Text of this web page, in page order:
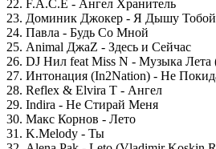
22. F.A.C.E - Ангел Хранитель
23. Доминик Джокер - Я Дышу Тобой
24. Павла - Будь Со Мной
25. Animal ДжаZ - Здесь и Сейчас
26. DJ Нил feat Miss N - Музыка
27. Интонация (In2Nation) - Не
28. Reflex & Elvira T - Ангел
29. Indira - Не Стирай Меня
30. Макс Корнов - Лето
31. K.Melody - Ты